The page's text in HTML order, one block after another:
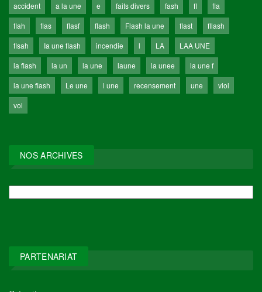
accident a la une e faits divers fash fl
fla
flah
flas flasf flash Flash la une flast
fllash
flsah
Ia une flash incendie l LA
LAA UNE
la flash
la un la une laune la unee
la une f
la une flash
Le une l une recensement une
viol
vol
NOS ARCHIVES
PARTENARIAT